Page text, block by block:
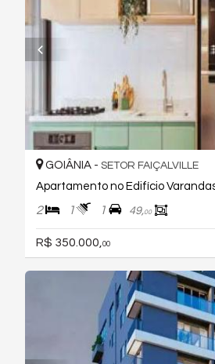
GOIÂNIA - SETOR FAIÇALVILLE
Apartamento no Edifício
2 1 1 49,00
R$ 350.000, 00